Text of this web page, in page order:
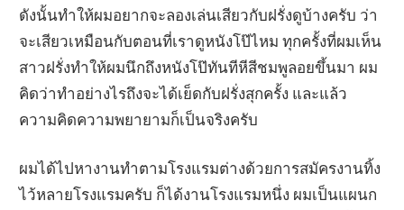
ดังนั้นทำให้ผมอยากจะลองเล่นเสียวกับฝรั่งดูบ้างครับ ว่า
จะเสียวเหมือนกับตอนที่เราดูหนังโป๊ไหม ทุกครั้งที่ผมเห็น
สาวฝรั่งทำให้ผมนึกถึงหนังโป๊ทันทีหีสีชมพูลอยขึ้นมา ผม
คิดว่าทำอย่างไรถึงจะได้เย็ดกับฝรั่งสุกครั้ง และแล้ว
ความคิดความพยายามก็เป็นจริงครับ
ผมได้ไปหางานทำตามโรงแรมต่างด้วยการสมัครงานทิ้ง
ไว้หลายโรงแรมครับ ก็ได้งานโรงแรมหนึ่ง ผมเป็นแผนก